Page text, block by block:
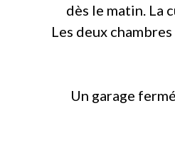
dès le matin. La
Les deux
Un garage